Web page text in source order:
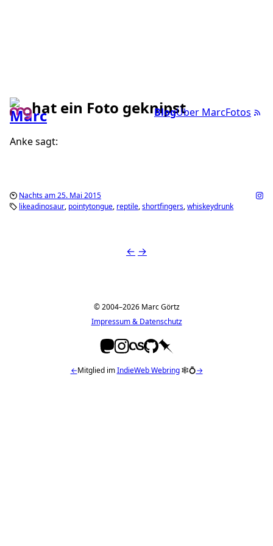
BlogÜber MarcFotos
hat ein Foto geknipst
Anke sagt:
Nachts am 25. Mai 2015
likeadinosaur pointytongue reptile shortfingers whiskeydrunk
← →
© 2004–2026 Marc Görtz
Impressum & Datenschutz
←Mitglied imIndieWeb Webring🕸💍→